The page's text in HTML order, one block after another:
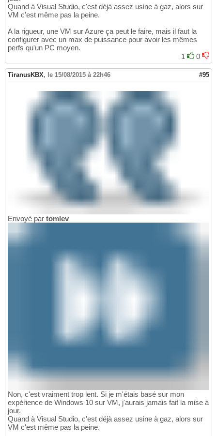
Quand à Visual Studio, c'est déjà assez usine à gaz, alors sur
VM c'est même pas la peine.
A la rigueur, une VM sur Azure ça peut le faire, mais il faut la
configurer avec un max de puissance pour avoir les mêmes
perfs qu'un PC moyen.
1
0
TiranusKBX, le 15/08/2015 à 22h46 #95
Envoyé par tomlev
Non, c'est vraiment trop lent. Si je m'étais basé sur mon
expérience de Windows 10 sur VM, j'aurais jamais fait la mise à
jour.
Quand à Visual Studio, c'est déjà assez usine à gaz, alors sur
VM c'est même pas la peine.